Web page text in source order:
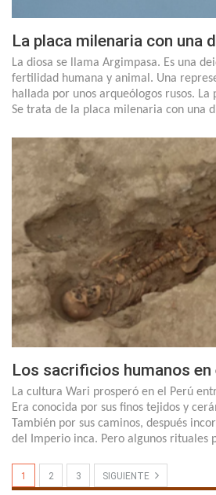
La placa milenaria con una
La diosa se llama Argimpasa. Es una
fertilidad humana y animal. Una
hallada por unos arqueólogos rusos. La
Se trata de la placa milenaria con una
Los sacrificios humanos en
La cultura Wari prosperó en el Perú
Era conocida por sus finos tejidos y
También por sus caminos, después
del Imperio inca. Pero algunos rituales
1 2 3 SIGUIENTE